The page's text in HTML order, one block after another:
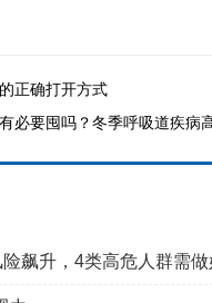
正确打开方式
必要囤吗？冬季呼吸道疾病
飙升，4类高危人群需